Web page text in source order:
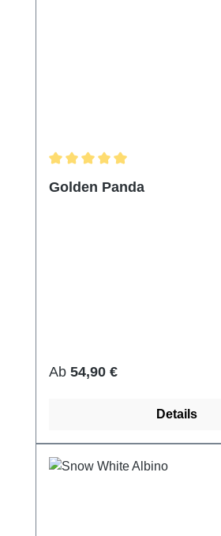
Golden Panda
Regulärer Preis:
Ab 54,90 €
Details